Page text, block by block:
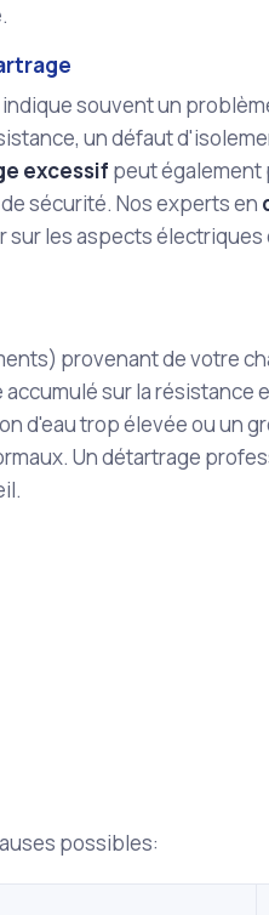
souvent un
un défaut
excessif peut également
sécurité. Nos experts en
sur les aspects électriques
provenant de votre
accumulé sur la résistance
d'eau trop élevée ou un
Un détartrage
possibles: